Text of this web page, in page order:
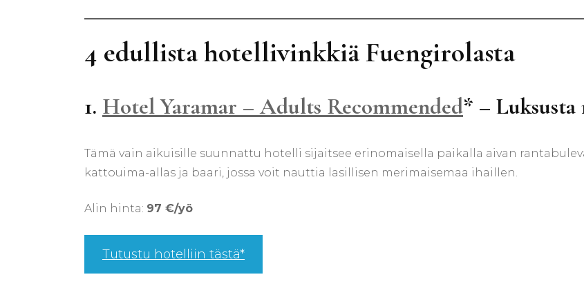
4 edullista hotellivinkkiä Fuengirolasta
1. Hotel Yaramar – Adults Recommended* –
Tämä vain aikuisille suunnattu hotelli sijaitsee erinomaisella paikalla aivan
kattouima-allas ja baari, jossa voit nauttia lasillisen merimaisemaa ihaillen.
Alin hinta: 97 €/yö
Tutustu hotelliin tästä*